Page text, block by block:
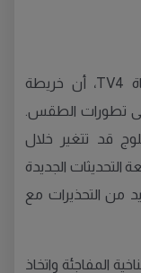
أكد بيتر كوندروب، خبير الأرصاد في قناة TV4، أن خريطة
تطورات الطقس.
قد تتغير خلال
التحديثات الجديدة
من التحذيرات مع
المفاجئة واتخاذ